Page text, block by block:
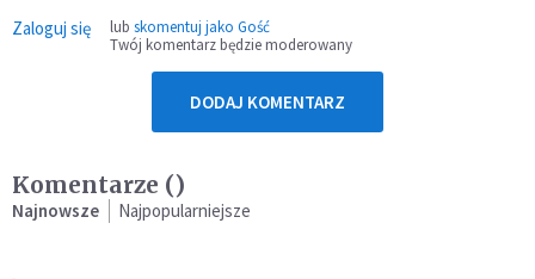
Zaloguj się lub skomentuj jako Gość
Twój komentarz będzie moderowany
DODAJ KOMENTARZ
Komentarze ()
Najnowsze Najpopularniejsze